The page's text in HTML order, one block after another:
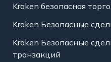
Kraken безопасная
Kraken Безопасные
Kraken Безопасные
транзакций